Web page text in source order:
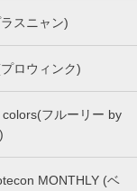
スニャン)
ロウィンク)
フルーリー by
MONTHLY (ベ